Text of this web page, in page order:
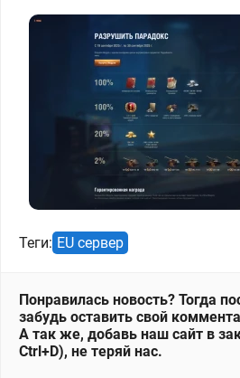
Теги: EU сервер
Понравилась новость? Тогда
забудь оставить свой
А так же, добавь наш сайт в
Ctrl+D), не теряй нас.